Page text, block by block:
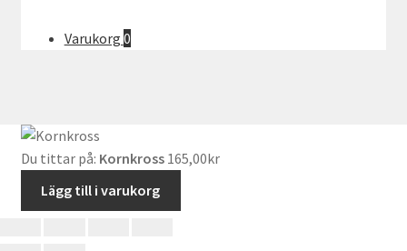
Varukorg 0
Du tittar på: Kornkross 165,00kr
Lägg till i varukorg